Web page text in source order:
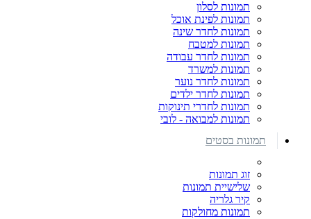
תמונות לסלון
תמונות לפינת אוכל
תמונות לחדר שינה
תמונות למטבח
תמונות לחדר עבודה
תמונות למשרד
תמונות לחדר נוער
תמונות לחדר ילדים
תמונות לחדרי תינוקות
תמונות למבואה - לובי
תמונות בסטים
זוג תמונות
שלישיית תמונות
קיר גלריה
תמונות מחולקות